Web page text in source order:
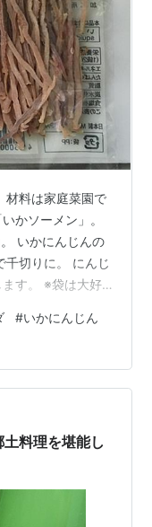
材料は家庭菜園で
かソーメン」。
いかにんじんの
千切りに。 にんじ
す。 ※袋は大好
くカット！ にん
大さじ2 みりん 大
わせて冷蔵庫で3
ちするおかずが出
れました。 食べ
#いかにんじん
土料理を堪能し